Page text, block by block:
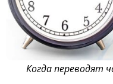
Когда переводят